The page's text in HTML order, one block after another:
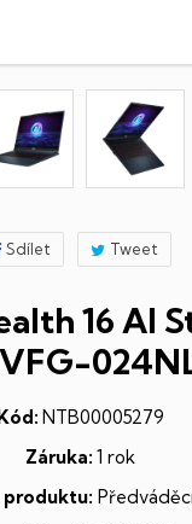
Sdílet Tweet
16 AI
NTB00005279
Záruka: 1 rok
produktu: